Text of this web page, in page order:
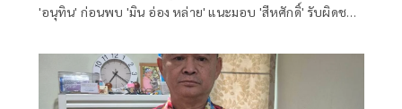
'อนุทิน' ก่อนพบ 'มิน อ่อง หล่าย' แนะมอบ 'สีหศักดิ์' รับผิดชอบ